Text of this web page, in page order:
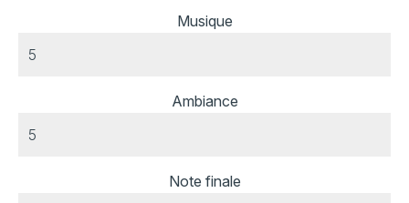
Musique
Ambiance
Note finale